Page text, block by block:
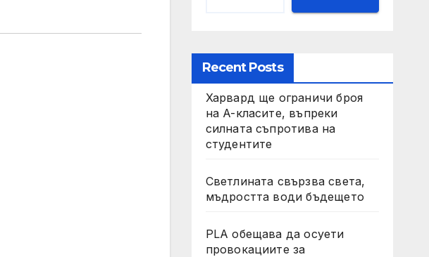
Recent Posts
Харвард ще ограничи броя
на A-класите, въпреки
силната съпротива на
студентите
Светлината свързва света,
мъдростта води бъдещето
PLA обещава да осуети
провокациите за